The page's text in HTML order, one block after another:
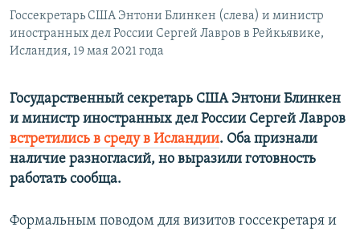
Все сайты RFE/RL
Госсекретарь США Энтони Блинкен (слева) и министр
иностранных дел России Сергей Лавров в Рейкьявике,
Исландия, 19 мая 2021 года
Государственный секретарь США Энтони Блинкен
и министр иностранных дел России Сергей Лавров
встретились в среду в Исландии. Оба признали
наличие разногласий, но выразили готовность
работать сообща.
Формальным поводом для визитов госсекретаря и